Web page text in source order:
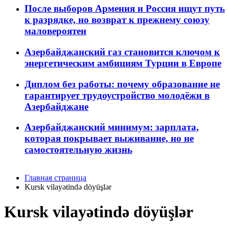
После выборов Армения и Россия ищут путь
к разрядке, но возврат к прежнему союзу
маловероятен
Азербайджанский газ становится ключом к
энергетическим амбициям Турции в Европе
Диплом без работы: почему образование не
гарантирует трудоустройство молодёжи в
Азербайджане
Азербайджанский минимум: зарплата,
которая покрывает выживание, но не
самостоятельную жизнь
Главная страница
Kursk vilayətində döyüşlər
Kursk vilayətində döyüşlər